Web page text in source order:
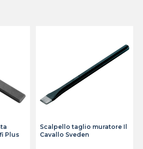
Plus
Scalpello taglio muratore Il
Cavallo Sveden